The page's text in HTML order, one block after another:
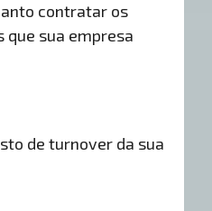
contratar os
que sua empresa
de turnover da sua